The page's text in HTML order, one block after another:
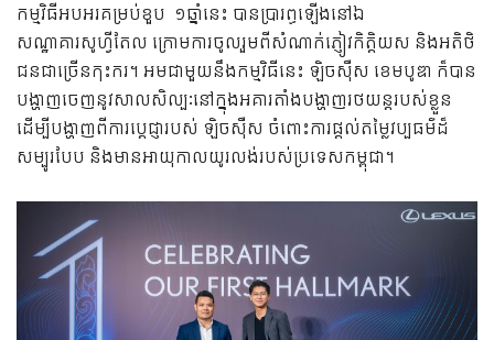
កម្មវិធីអបអរគម្រប់ខួប ១ឆ្នាំនេះ បានប្រារព្ធឡើងនៅឯ
សណ្ឋាគារសូហ្វីតែល ក្រោមការចូលរួមពីសំណាក់ភ្ញៀវកិត្តិយស និងអតិថិ
ជនជាច្រើនកុះករ។ អមជាមួយនឹងកម្មវិធីនេះ ឡិចស៊ឺស ខេមបូឌា ក៏បាន
បង្ហាញចេញនូវសាលសិល្បៈនៅក្នុងអគារតាំងបង្ហាញរថយន្តរបស់ខ្លួន
ដើម្បីបង្ហាញពីការប្ដេជ្ញារបស់ ឡិចស៊ឺស ចំពោះការផ្ដល់តម្លៃវប្បធម៌ដ៏
សម្បូរបែប និងមានអាយុកាលយូរលង់របស់ប្រទេសកម្ពុជា។